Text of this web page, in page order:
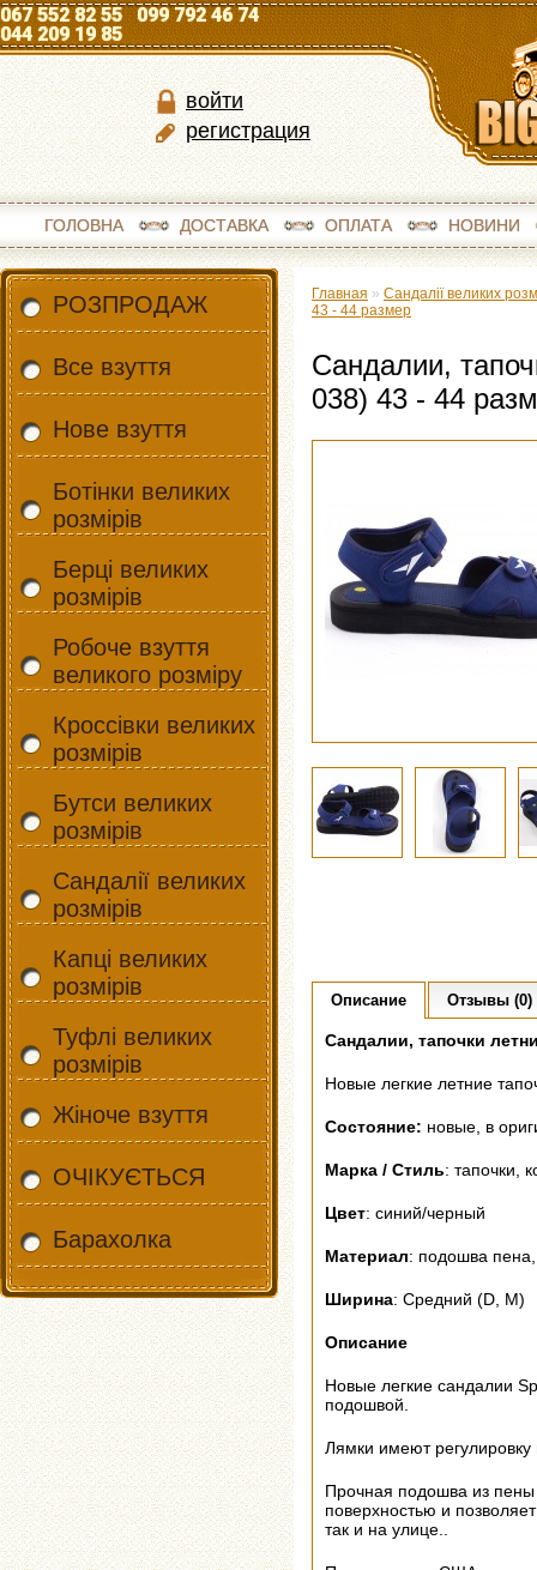
067 552 82 55 099 792 46 74
044 209 19 85
войти
регистрация
ГОЛОВНА ДОСТАВКА ОПЛАТА НОВИНИ
РОЗПРОДАЖ
Все взуття
Нове взуття
Ботінки великих
розмірів
Берці великих
розмірів
Робоче взуття
великого розміру
Кроссівки великих
розмірів
Бутси великих
розмірів
Сандалії великих
розмірів
Капці великих
розмірів
Туфлі великих
розмірів
Жіноче взуття
ОЧІКУЄТЬСЯ
Барахолка
Главная » Сандалії великих
43 - 44 размер
Сандалии,
038) 43 - 44
Описание Отзывы (0)
Сандалии, тапочки
Новые легкие летние
Состояние: новые, в
Марка / Стиль: тапочки,
Цвет: синий/черный
Материал: подошва
Ширина: Средний (D, M)
Описание
Новые легкие сандалии
подошвой.
Лямки имеют
Прочная подошва из
поверхностью и
так и на улице..